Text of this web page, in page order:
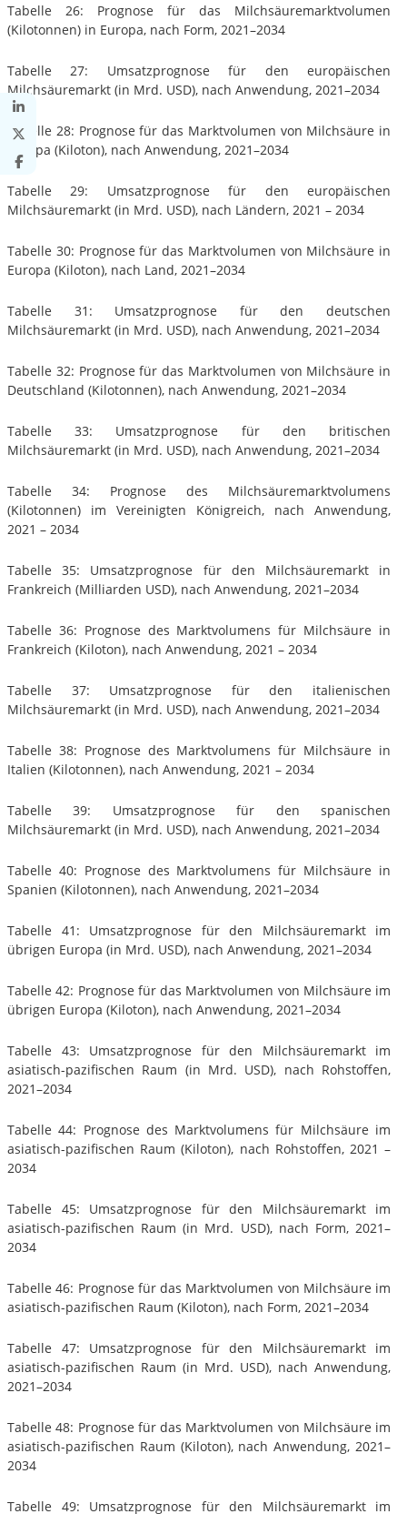
Tabelle 26: Prognose für das Milchsäuremarktvolumen
(Kilotonnen) in Europa, nach Form, 2021–2034
Tabelle 27: Umsatzprognose für den europäischen
Milchsäuremarkt (in Mrd. USD), nach Anwendung, 2021–2034
Tabelle 28: Prognose für das Marktvolumen von Milchsäure in
Europa (Kiloton), nach Anwendung, 2021–2034
Tabelle 29: Umsatzprognose für den europäischen
Milchsäuremarkt (in Mrd. USD), nach Ländern, 2021 – 2034
Tabelle 30: Prognose für das Marktvolumen von Milchsäure in
Europa (Kiloton), nach Land, 2021–2034
Tabelle 31: Umsatzprognose für den deutschen
Milchsäuremarkt (in Mrd. USD), nach Anwendung, 2021–2034
Tabelle 32: Prognose für das Marktvolumen von Milchsäure in
Deutschland (Kilotonnen), nach Anwendung, 2021–2034
Tabelle 33: Umsatzprognose für den britischen
Milchsäuremarkt (in Mrd. USD), nach Anwendung, 2021–2034
Tabelle 34: Prognose des Milchsäuremarktvolumens
(Kilotonnen) im Vereinigten Königreich, nach Anwendung,
2021 – 2034
Tabelle 35: Umsatzprognose für den Milchsäuremarkt in
Frankreich (Milliarden USD), nach Anwendung, 2021–2034
Tabelle 36: Prognose des Marktvolumens für Milchsäure in
Frankreich (Kiloton), nach Anwendung, 2021 – 2034
Tabelle 37: Umsatzprognose für den italienischen
Milchsäuremarkt (in Mrd. USD), nach Anwendung, 2021–2034
Tabelle 38: Prognose des Marktvolumens für Milchsäure in
Italien (Kilotonnen), nach Anwendung, 2021 – 2034
Tabelle 39: Umsatzprognose für den spanischen
Milchsäuremarkt (in Mrd. USD), nach Anwendung, 2021–2034
Tabelle 40: Prognose des Marktvolumens für Milchsäure in
Spanien (Kilotonnen), nach Anwendung, 2021–2034
Tabelle 41: Umsatzprognose für den Milchsäuremarkt im
übrigen Europa (in Mrd. USD), nach Anwendung, 2021–2034
Tabelle 42: Prognose für das Marktvolumen von Milchsäure im
übrigen Europa (Kiloton), nach Anwendung, 2021–2034
Tabelle 43: Umsatzprognose für den Milchsäuremarkt im
asiatisch-pazifischen Raum (in Mrd. USD), nach Rohstoffen,
2021–2034
Tabelle 44: Prognose des Marktvolumens für Milchsäure im
asiatisch-pazifischen Raum (Kiloton), nach Rohstoffen, 2021 –
2034
Tabelle 45: Umsatzprognose für den Milchsäuremarkt im
asiatisch-pazifischen Raum (in Mrd. USD), nach Form, 2021–
2034
Tabelle 46: Prognose für das Marktvolumen von Milchsäure im
asiatisch-pazifischen Raum (Kiloton), nach Form, 2021–2034
Tabelle 47: Umsatzprognose für den Milchsäuremarkt im
asiatisch-pazifischen Raum (in Mrd. USD), nach Anwendung,
2021–2034
Tabelle 48: Prognose für das Marktvolumen von Milchsäure im
asiatisch-pazifischen Raum (Kiloton), nach Anwendung, 2021–
2034
Tabelle 49: Umsatzprognose für den Milchsäuremarkt im